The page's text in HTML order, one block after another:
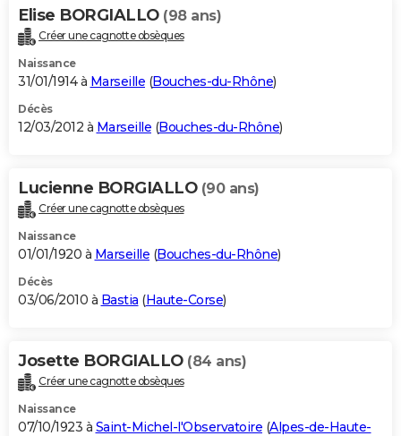
Elise BORGIALLO (98 ans)
Créer une cagnotte obsèques
Naissance
31/01/1914 à Marseille (Bouches-du-Rhône)
Décès
12/03/2012 à Marseille (Bouches-du-Rhône)
Lucienne BORGIALLO (90 ans)
Créer une cagnotte obsèques
Naissance
01/01/1920 à Marseille (Bouches-du-Rhône)
Décès
03/06/2010 à Bastia (Haute-Corse)
Josette BORGIALLO (84 ans)
Créer une cagnotte obsèques
Naissance
07/10/1923 à Saint-Michel-l'Observatoire (Alpes-de-Haute-